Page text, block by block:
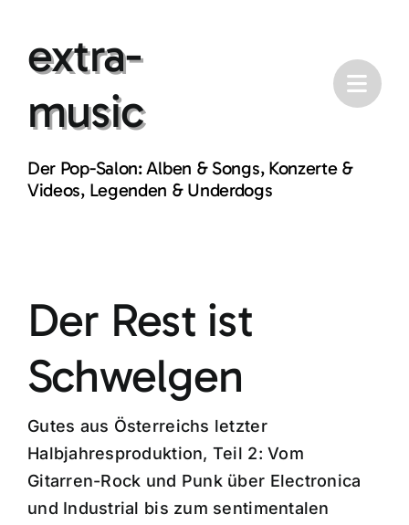
contentextra-
music
Der Pop-Salon: Alben & Songs, Konzerte &
Videos, Legenden & Underdogs
Der Rest ist
Schwelgen
Gutes aus Österreichs letzter
Halbjahresproduktion, Teil 2: Vom
Gitarren-Rock und Punk über Electronica
und Industrial bis zum sentimentalen